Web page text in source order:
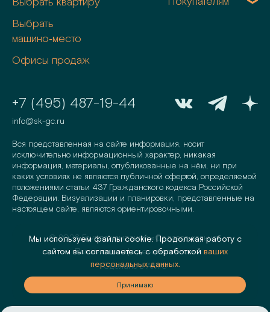
Выбрать
машино‑место
Офисы продаж
+7 (495) 487-19-44
info@sk-gc.ru
Вся представленная на сайте информация, носит
исключительно информационный характер, никакая
информация, материалы, опубликованные на нём, ни при
каких условиях не являются публичной офертой, определяемой
положениями статьи 437 Гражданского кодекса Российской
Федерации. Визуализации и планировки, представленные на
настоящем сайте, являются ориентировочными.
©2026Группа компаний «Садовое кольцо»
Политика конфиденциальности
Сделано вAMIO
Мы используем файлы cookie. Продолжая работу с
сайтом вы соглашаетесь с обработкой ваших
персональных данных.
Принимаю